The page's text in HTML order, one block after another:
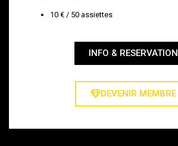
10 € / 50 assiettes
INFO & RESERVATION
DEVENIR MEMBRE